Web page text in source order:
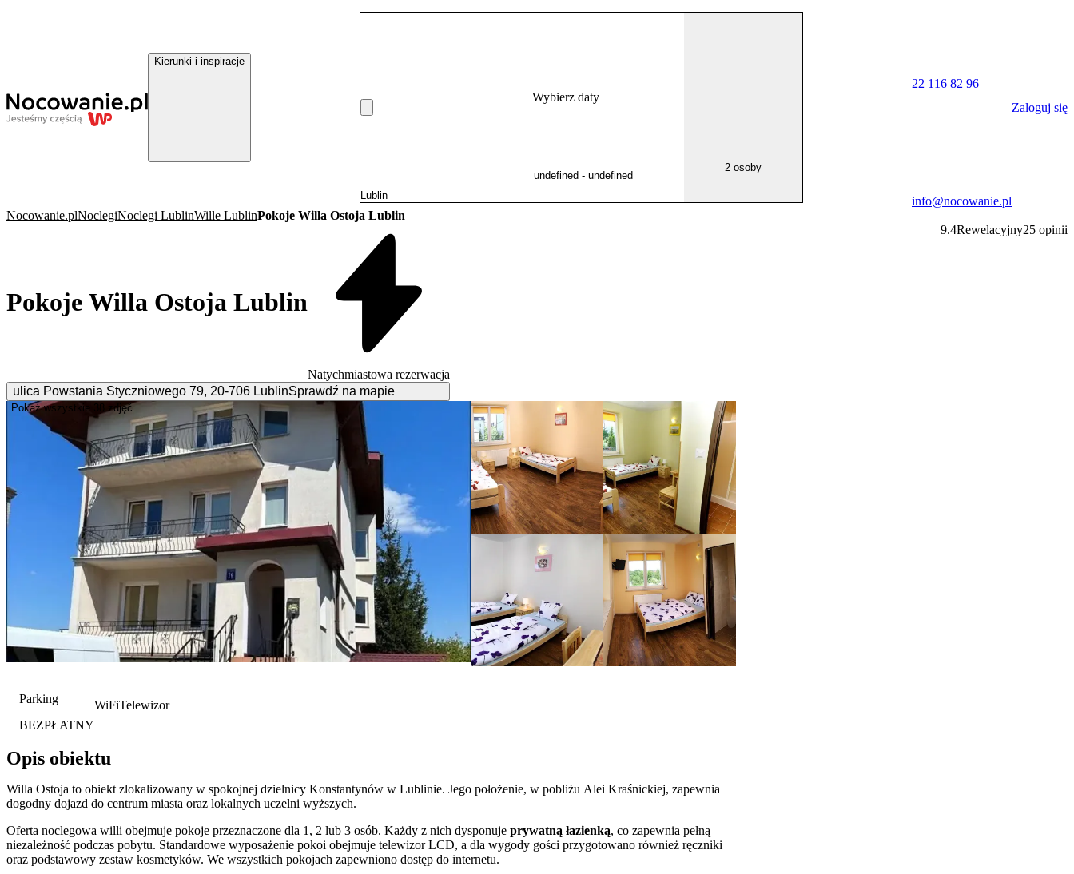
Kierunki i inspiracje
Wybierz daty
2 osoby
22 116 82 96
info@nocowanie.pl
Zaloguj się
Nocowanie.plNoclegiNoclegi LublinWille LublinPokoje Willa Ostoja Lublin
Pokoje Willa Ostoja Lublin
Natychmiastowa rezerwacja
ulica Powstania Styczniowego 79, 20-706 LublinSprawdź na mapie
9.4Rewelacyjny25 opinii
Pokaż wszystkie 38 zdjęć
Parking
BEZPŁATNY
WiFiTelewizor
Opis obiektu
Willa Ostoja to obiekt zlokalizowany w spokojnej dzielnicy Konstantynów w Lublinie. Jego położenie, w pobliżu Alei Kraśnickiej, zapewnia
dogodny dojazd do centrum miasta oraz lokalnych uczelni wyższych.
Oferta noclegowa willi obejmuje pokoje przeznaczone dla 1, 2 lub 3 osób. Każdy z nich dysponuje prywatną łazienką, co zapewnia pełną
niezależność podczas pobytu. Standardowe wyposażenie pokoi obejmuje telewizor LCD, a dla wygody gości przygotowano również ręczniki
oraz podstawowy zestaw kosmetyków. We wszystkich pokojach zapewniono dostęp do internetu.